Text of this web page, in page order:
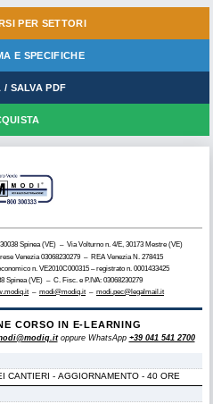
PER SETTORI
E SPECIFICHE
/ SALVA PDF
Spinea (VE) – Via Volturno n. 4/E, 30173 Mestre (VE)
Venezia 03068230279 – REA Venezia N. 278415
n. VE2010C000315 – registrato n. 0001433425
Spinea (VE) – C. Fisc. e P.IVA: 03068230279
– modi@modiq.it – modi.pec@legalmail.it
CORSO IN E-LEARNING
oppure WhatsApp +39 041 541 2700